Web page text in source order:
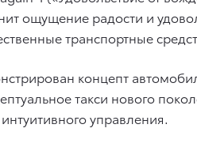
ощущение радости и
транспортные
концепт
такси нового
управления.